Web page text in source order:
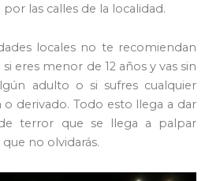
las calles de la localidad.
locales no te recomiendan
eres menor de 12 años y vas sin
adulto o si sufres cualquier
derivado. Todo esto llega a dar
terror que se llega a palpar
no olvidarás.